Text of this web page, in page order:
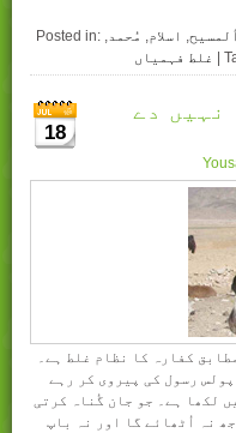
Posted in:
, اسلام, مُحمد,
غلط فہمیاں
|
18
نہیں دے
کفارہ کا نظام غلط ہے۔
رسول کی پیروی کر رہے
آپ خود پڑھ لیں، حزقی ایل 18:20 میں لکھا ہے۔ جو جان گُناہ کرتی
نہ اُٹھائے گا اور نہ باپ